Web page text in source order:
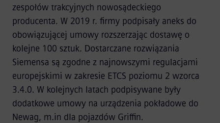
zespołów trakcyjnych nowosądeckiego
producenta. W 2019 r. firmy podpisały aneks do
obowiązującej umowy rozszerzając dostawę o
kolejne 100 sztuk. Dostarczane rozwiązania
Siemensa są zgodne z najnowszymi regulacjami
europejskimi w zakresie ETCS poziomu 2 wzorca
3.4.0. W kolejnych latach podpisywane były
dodatkowe umowy na urządzenia pokładowe do
Newag, m.in dla pojazdów Griffin.